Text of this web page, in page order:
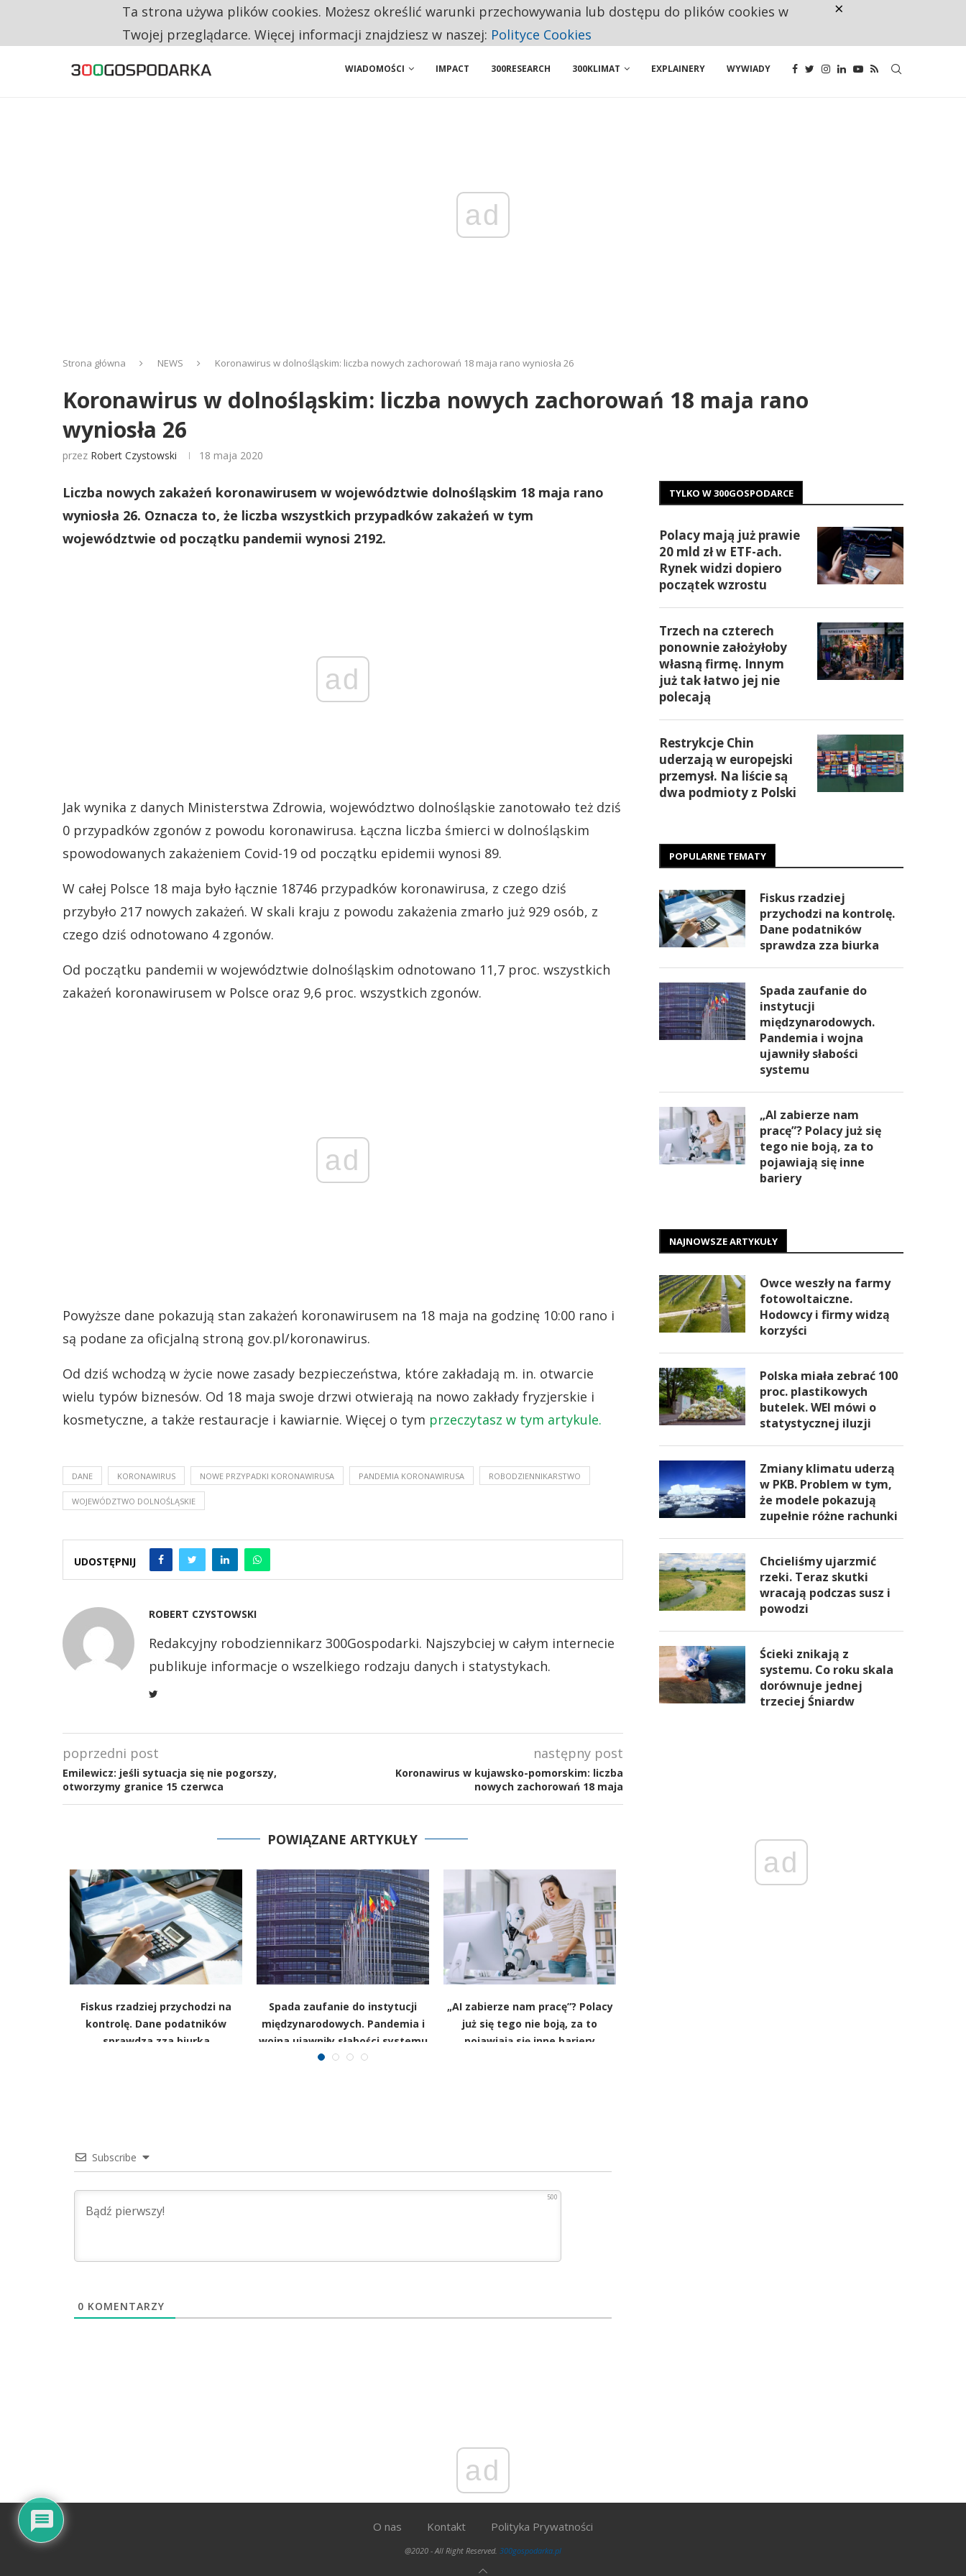
RESTRYKCJE CHIN UDERZAJĄ W EUROPEJSKI PRZEMYSŁ. NA LIŚCIE SĄ DWA PODMIOTY Z POLSKI
WIADOMOŚCI IMPACT 300RESEARCH 300KLIMAT EXPLAINERY WYWIADY
ad
Strona główna NEWS Koronawirus w dolnośląskim: liczba nowych zachorowań 18 maja rano wyniosła 26
Koronawirus w dolnośląskim: liczba nowych zachorowań 18 maja rano
wyniosła 26
przez Robert Czystowski 18 maja 2020
Liczba nowych zakażeń koronawirusem w województwie dolnośląskim 18 maja rano
wyniosła 26. Oznacza to, że liczba wszystkich przypadków zakażeń w tym
województwie od początku pandemii wynosi 2192.
ad
Jak wynika z danych Ministerstwa Zdrowia, województwo dolnośląskie zanotowało też dziś
0 przypadków zgonów z powodu koronawirusa. Łączna liczba śmierci w dolnośląskim
spowodowanych zakażeniem Covid-19 od początku epidemii wynosi 89.
W całej Polsce 18 maja było łącznie 18746 przypadków koronawirusa, z czego dziś
przybyło 217 nowych zakażeń. W skali kraju z powodu zakażenia zmarło już 929 osób, z
czego dziś odnotowano 4 zgonów.
Od początku pandemii w województwie dolnośląskim odnotowano 11,7 proc. wszystkich
zakażeń koronawirusem w Polsce oraz 9,6 proc. wszystkich zgonów.
ad
Powyższe dane pokazują stan zakażeń koronawirusem na 18 maja na godzinę 10:00 rano i
są podane za oficjalną stroną gov.pl/koronawirus.
Od dziś wchodzą w życie nowe zasady bezpieczeństwa, które zakładają m. in. otwarcie
wielu typów biznesów. Od 18 maja swoje drzwi otwierają na nowo zakłady fryzjerskie i
kosmetyczne, a także restauracje i kawiarnie. Więcej o tym przeczytasz w tym artykule.
DANE KORONAWIRUS NOWE PRZYPADKI KORONAWIRUSA PANDEMIA KORONAWIRUSA ROBODZIENNIKARSTWO
WOJEWÓDZTWO DOLNOŚLĄSKIE
UDOSTĘPNIJ
ROBERT CZYSTOWSKI
Redakcyjny robodziennikarz 300Gospodarki. Najszybciej w całym internecie
publikuje informacje o wszelkiego rodzaju danych i statystykach.
poprzedni post
Emilewicz: jeśli sytuacja się nie pogorszy,
otworzymy granice 15 czerwca
następny post
Koronawirus w kujawsko-pomorskim: liczba
nowych zachorowań 18 maja
POWIĄZANE ARTYKUŁY
Fiskus rzadziej przychodzi na
kontrolę. Dane podatników
sprawdza zza biurka
Spada zaufanie do instytucji
międzynarodowych. Pandemia i
wojna ujawniły słabości systemu
„AI zabierze nam pracę”? Polacy
już się tego nie boją, za to
pojawiają się inne bariery
Subscribe
500
0 KOMENTARZY
TYLKO W 300GOSPODARCE
Polacy mają już prawie
20 mld zł w ETF-ach.
Rynek widzi dopiero
początek wzrostu
Trzech na czterech
ponownie założyłoby
własną firmę. Innym
już tak łatwo jej nie
polecają
Restrykcje Chin
uderzają w europejski
przemysł. Na liście są
dwa podmioty z Polski
POPULARNE TEMATY
Fiskus rzadziej
przychodzi na kontrolę.
Dane podatników
sprawdza zza biurka
Spada zaufanie do
instytucji
międzynarodowych.
Pandemia i wojna
ujawniły słabości
systemu
„AI zabierze nam
pracę”? Polacy już się
tego nie boją, za to
pojawiają się inne
bariery
NAJNOWSZE ARTYKUŁY
Owce weszły na farmy
fotowoltaiczne.
Hodowcy i firmy widzą
korzyści
Polska miała zebrać 100
proc. plastikowych
butelek. WEI mówi o
statystycznej iluzji
Zmiany klimatu uderzą
w PKB. Problem w tym,
że modele pokazują
zupełnie różne rachunki
Chcieliśmy ujarzmić
rzeki. Teraz skutki
wracają podczas susz i
powodzi
Ścieki znikają z
systemu. Co roku skala
dorównuje jednej
trzeciej Śniardw
ad
ad
O nas Kontakt Polityka Prywatności
@2020 - All Right Reserved. 300gospodarka.pl
Ta strona używa plików cookies. Możesz określić warunki przechowywania lub dostępu do plików cookies w
Twojej przeglądarce. Więcej informacji znajdziesz w naszej: Polityce Cookies
×